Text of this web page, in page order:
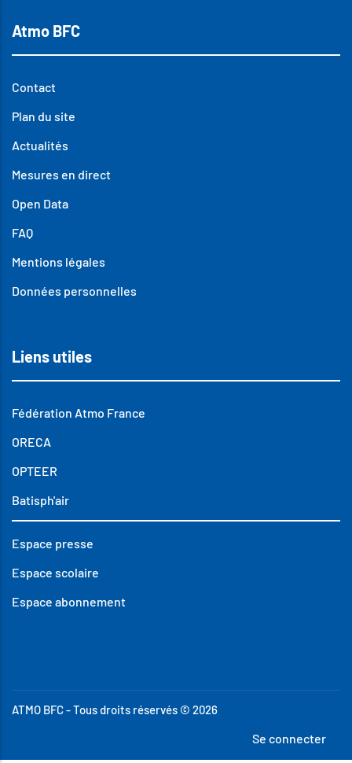
Atmo BFC
Contact
Plan du site
Actualités
Mesures en direct
Open Data
FAQ
Mentions légales
Données personnelles
Liens utiles
Fédération Atmo France
ORECA
OPTEER
Batisph'air
Espace presse
Espace scolaire
Espace abonnement
ATMO BFC - Tous droits réservés © 2026
du
Se connecter